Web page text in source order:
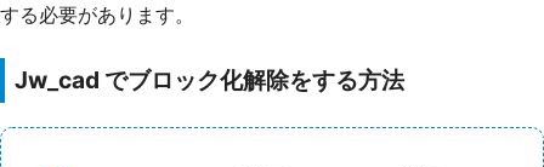
する必要があります。
Jw_cad でブロック化解除をする方法